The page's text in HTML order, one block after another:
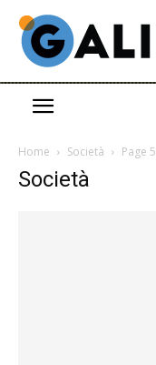
Home Società Page
Società